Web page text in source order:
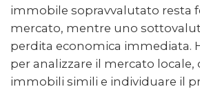
immobile sopravvalutato resta
mercato, mentre uno
perdita economica immediata.
per analizzare il mercato
immobili simili e individuare il